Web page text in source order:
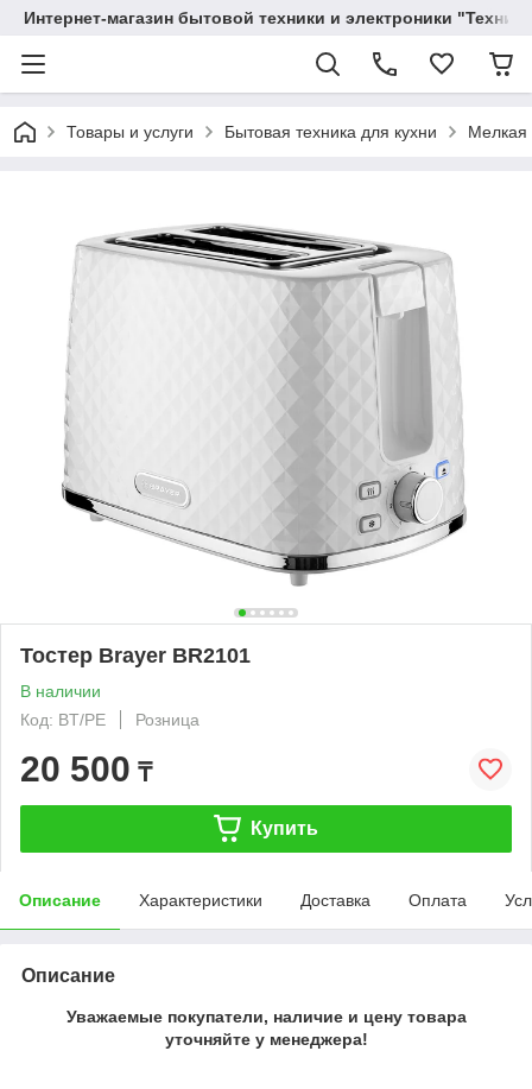
Интернет-магазин бытовой техники и электроники
Товары и услуги Бытовая техника для кухни Мелкая
Тостер Brayer BR2101
В наличии
Код: BT/PE
Розница
20 500 ₸
Купить
Описание Характеристики Доставка Оплата
Описание
Уважаемые покупатели, наличие и цену товара
уточняйте у менеджера!